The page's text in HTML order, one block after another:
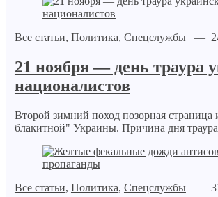
Все статьи, Политика, Спецслужбы— 24
21 ноября — день траура
националистов
Второй зимний поход позорная страница
блакитной" Украины. Причина дня
Все статьи, Политика, Спецслужбы— 31